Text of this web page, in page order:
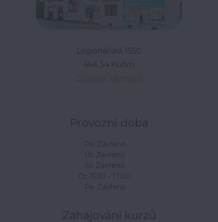
Legionářská 1550
664 34 Kuřim
Provozní doba
Po: Zavřeno
Út: Zavřeno
St: Zavřeno
Čt: 15:30 - 17:00
Pa: Zavřeno
Zahajování kurzů